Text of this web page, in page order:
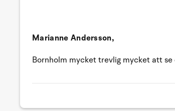
Marianne Andersson,
Bornholm mycket trevlig mycket att se